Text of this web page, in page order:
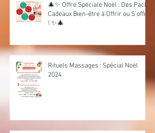
🎄✨ Offre Spéciale Noël : Des Packs
Cadeaux Bien-être à Offrir ou S'offrir
! ✨🎄
Rituels Massages : Spécial Noël
2024